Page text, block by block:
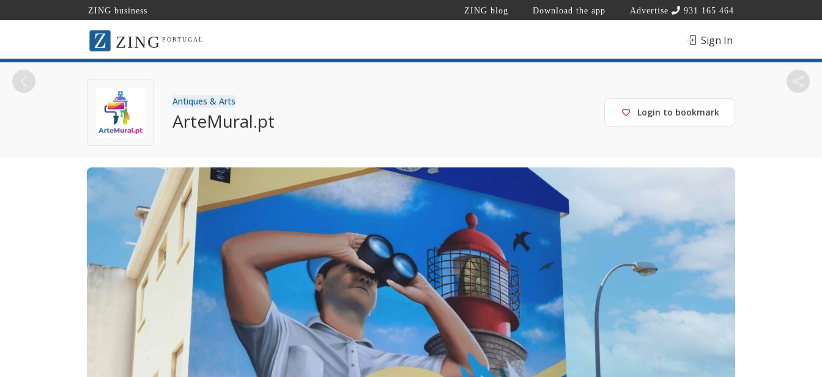
ZING business ZING blog Download the app Advertise 931 165 464
ZING PORTUGAL Sign In
Antiques & Arts
ArteMural.pt Login to bookmark